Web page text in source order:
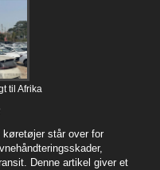
til Afrika
står over for
Denne artikel giver et